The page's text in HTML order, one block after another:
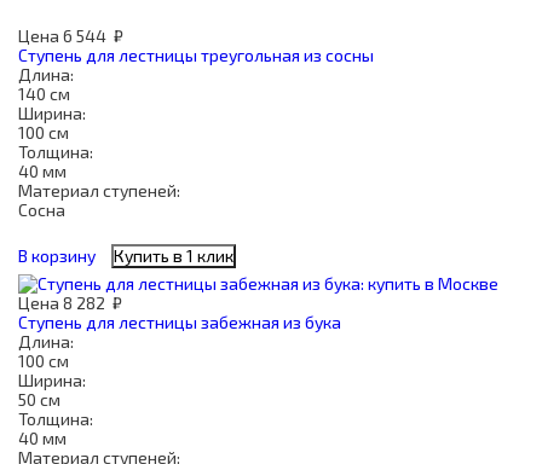
Цена 6 544 ₽
Ступень для лестницы треугольная из сосны
Длина:
140 см
Ширина:
100 см
Толщина:
40 мм
Материал ступеней:
Сосна
В корзину Купить в 1 клик
Цена 8 282 ₽
Ступень для лестницы забежная из бука
Длина:
100 см
Ширина:
50 см
Толщина:
40 мм
Материал ступеней: